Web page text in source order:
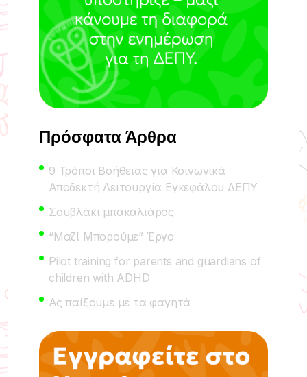
Πρόσφατα Άρθρα
9 Τρόποι Βοήθειας για Κοινωνικά
Αποδεκτή Λειτουργία Εγκεφάλου ΔΕΠΥ
Σουβλάκι μπακαλιάρος
“Μαζί Μπορούμε” Έργο
Pilot training for parents and guardians of
children with ADHD
Ας παίξουμε με τα φαγητά